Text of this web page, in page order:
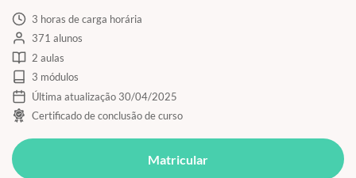
3 horas de carga horária
371 alunos
2 aulas
3 módulos
Última atualização 30/04/2025
Certificado de conclusão de curso
Matricular